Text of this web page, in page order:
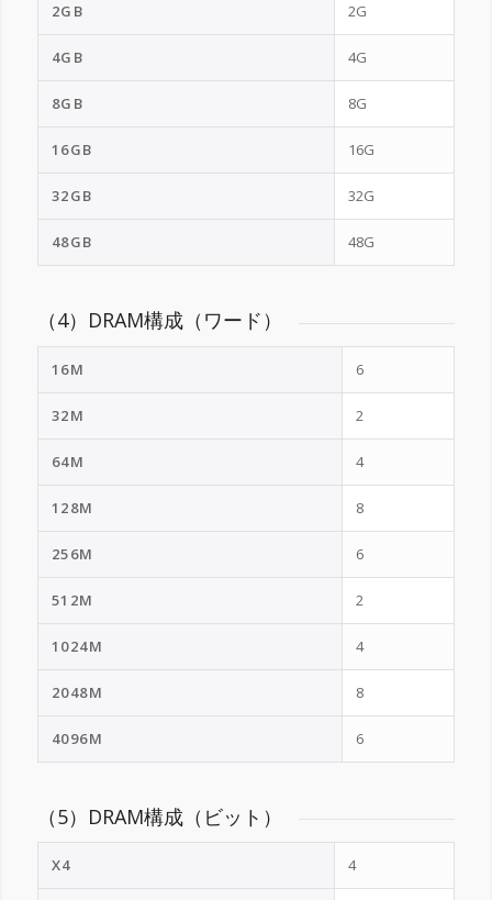
2GB 2G
4GB 4G
8GB 8G
16GB 16G
32GB 32G
48GB 48G
（4）DRAM構成（ワード）
16M 6
32M 2
64M 4
128M 8
256M 6
512M 2
1024M 4
2048M 8
4096M 6
（5）DRAM構成（ビット）
X4 4